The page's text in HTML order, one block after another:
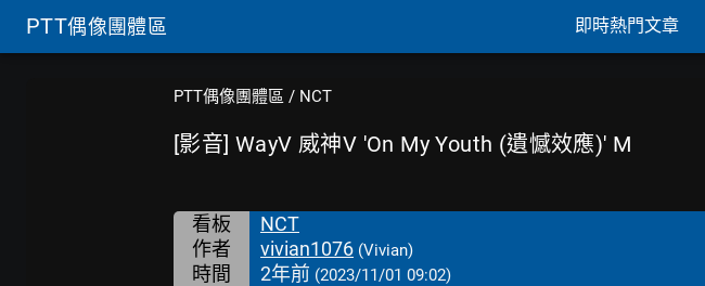
PTT偶像團體區 即時熱門文章
PTT偶像團體區 / NCT
[影音] WayV 威神V 'On My Youth (遺憾效應)' M
看板
NCT
作者
vivian1076 (Vivian)
時間 2年前 (2023/11/01 09:02)